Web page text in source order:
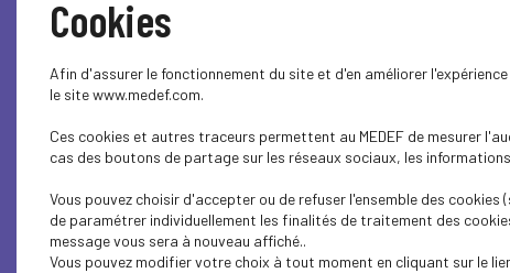
PARITY-DIVERSITY
PARITY-DIVERSITY
SOCIAL
Cookies
Afin d'assurer le fonctionnement du site et d'en améliorer
le site www.medef.com.
Ces cookies et autres traceurs permettent au MEDEF de mesurer
cas des boutons de partage sur les réseaux sociaux, les
Vous pouvez choisir d'accepter ou de refuser l'ensemble des
de paramétrer individuellement les finalités de traitement des
message vous sera à nouveau affiché..
Vous pouvez modifier votre choix à tout moment en cliquant sur le